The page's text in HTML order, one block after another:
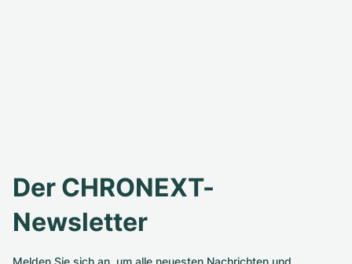
Der CHRONEXT-
Newsletter
Melden Sie sich an, um alle neuesten Nachrichten und